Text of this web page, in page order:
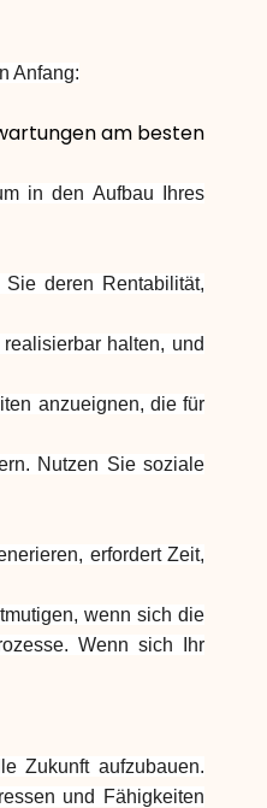
Anfang:
am besten
in den Aufbau Ihres
deren Rentabilität,
halten, und
anzueignen, die für
Nutzen Sie soziale
erfordert Zeit,
wenn sich die
Wenn sich Ihr
Zukunft aufzubauen.
und Fähigkeiten